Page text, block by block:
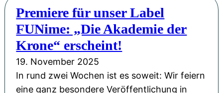
u
b
e
i
m
e
-
A
d
i
e
d
e
r
K
!
M
a
g
i
Premiere für unser Label
FUNime: „Die Akademie der
Krone“ erscheint!
19. November 2025
In rund zwei Wochen ist es soweit: Wir feiern
eine ganz besondere Veröffentlichung in